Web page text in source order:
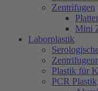
Zentrifugen
Mini
Laborplastik
Plastik für
PCR Plastik